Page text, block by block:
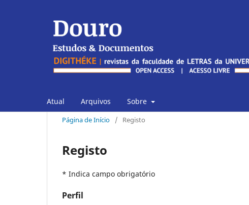
Atual Arquivos Sobre
Página de Início / Registo
Registo
* Indica campo obrigatório
Perfil